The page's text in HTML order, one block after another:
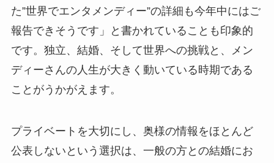
た”世界でエンタメンディー”の詳細も今年中にはご
報告できそうです」と書かれていることも印象的
です。独立、結婚、そして世界への挑戦と、メン
ディーさんの人生が大きく動いている時期である
ことがうかがえます。
プライベートを大切にし、奥様の情報をほとんど
公表しないという選択は、一般の方との結婚にお